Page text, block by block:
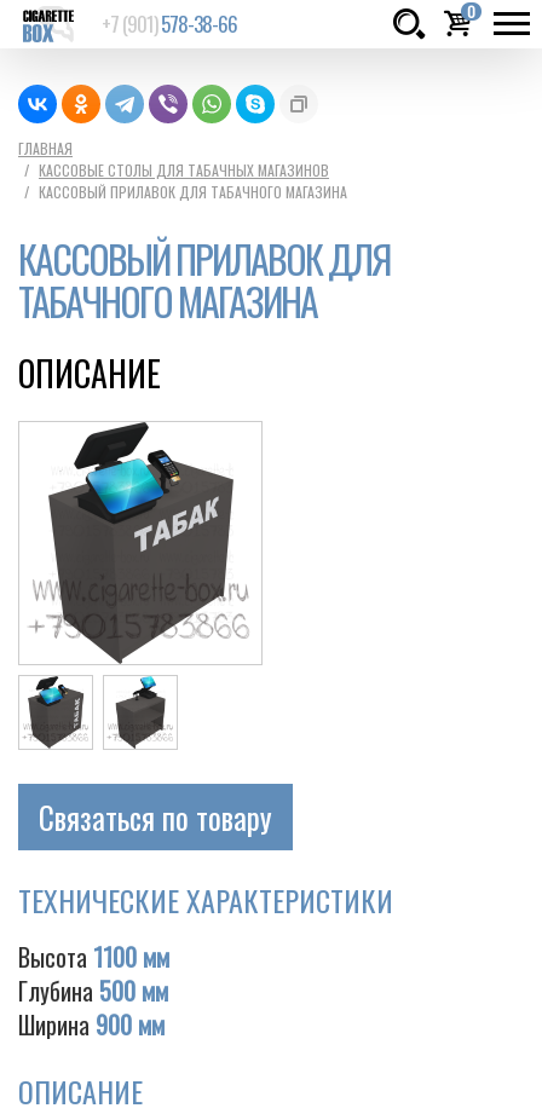
+7 (901)578-38-66 0
ГЛАВНАЯ
КАССОВЫЕ СТОЛЫ ДЛЯ ТАБАЧНЫХ МАГАЗИНОВ
КАССОВЫЙ ПРИЛАВОК ДЛЯ ТАБАЧНОГО МАГАЗИНА
КАССОВЫЙ ПРИЛАВОК ДЛЯ
ТАБАЧНОГО МАГАЗИНА
ОПИСАНИЕ
Связаться по товару
ТЕХНИЧЕСКИЕ ХАРАКТЕРИСТИКИ
Высота 1100 мм
Глубина 500 мм
Ширина 900 мм
ОПИСАНИЕ